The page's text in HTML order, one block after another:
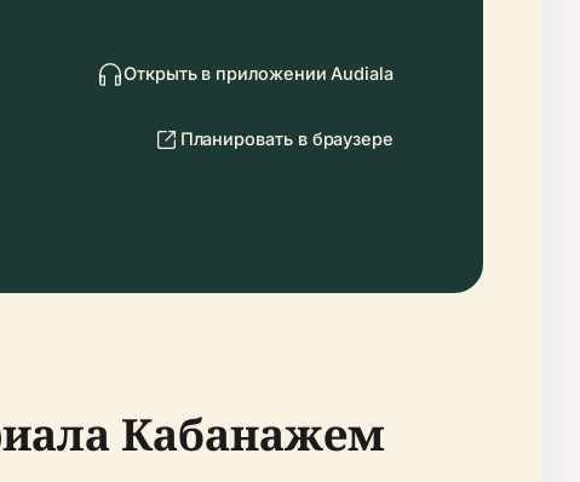
Открыть в приложении Audiala
Планировать в браузере
Кабанажем